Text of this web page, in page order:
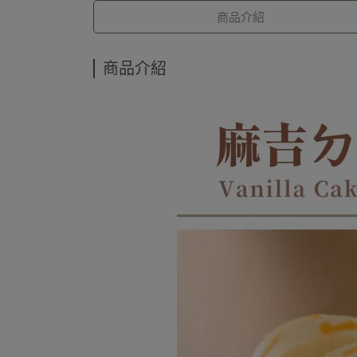
商品介紹
商品介紹